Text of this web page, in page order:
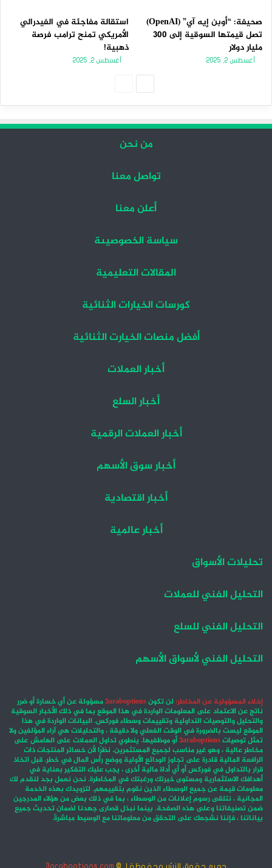
صحيفة: “أوبن إيه آي” (OpenAI)
تصل قيمتها السوقية إلى 300
مليار دولار
أغسطس 2, 2025
استقالة مفاجئة في الفيدرالي
الأمريكي تمنح ترامب فرصة
ذهبية!
أغسطس 2, 2025
من نحن
تواصل معنا
أعلن معنا
سياسة الخصوصيىة
المقالات التعليمية
كورسات الخيارات الثنائية
أفضل منصات الخيارت الثنائية
أخبار العملات
أخبار السلع
أخبار العملات الرقمية
أخبار سوق الأسهم
أخبار اقتصادية
أخبار عالمية
تحليلات الأسواق
التحليل الفني للعملات
التحليل الفني للسلع
التحليل الفني لأسواق الأسهم
إخلاء المسؤولية عن المخاطر: لن تكون3araboptionsمسؤولة عن أي خسارة أو ضرر
ناتج عن الاعتماد على المعلومات الواردة في هذا الموقع بما في ذلك الأخبار السوقية
والتحليل والتوصيات التداولية وتقييمات وسطاء فوركس. البيانات الواردة في هذا
الموقع ليست بالضرورة في الوقت الفعلي ولا دقيقة ، والتحليلات هي آراء المؤلفين ولا
تمثل توصيات3araboptionsأو موظفيها. ينطوي تداول العملات على الهامش على
مخاطر عالية ، وهو غير مناسب لجميع المستثمرين. نظرًا لأن خسائر المنتجات ذات
الرافعة المالية قادرة على تجاوز الودائع الأولية ووضع رأس المال في خطر. قبل اتخاذ
قرار بالتداول في فوركس أو أي أداة مالية أخرى ، يجب عليك التفكير بعناية في
أهدافك الاستثمارية ومستوى خبرتك ورغبتك في المخاطرة. نحن نعمل بجد لنقدم لك
معلومات قيمة عن جميع الوسطاء الذين نقوم بتقييمهم. لتزويدك بهذه الخدمة
المجانية ، نتلقى رسوم إعلانات من الوسطاء ، بما في ذلك بعض من هؤلاء المدرجين
ضمن تصنيفاتنا وعلى هذه الصفحة. بينما نبذل قصارى جهدنا لضمان تحديث جميع
بياناتنا ، فإننا نشجعك على التحقق من معلوماتنا مع الوسيط مباشرةً.
جميع حقوق النشر محفوظة لـ © 3araboptions.com